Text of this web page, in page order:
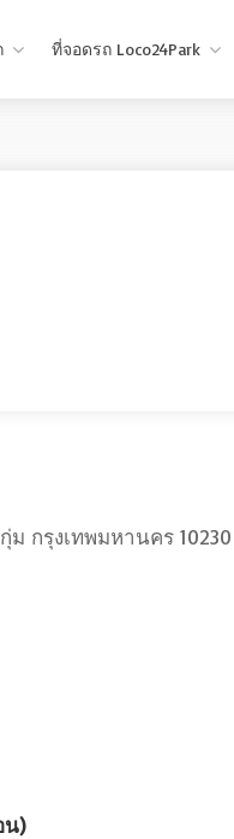
ที่จอดรถ Loco24Park
กรุงเทพมหานคร 10230
น)